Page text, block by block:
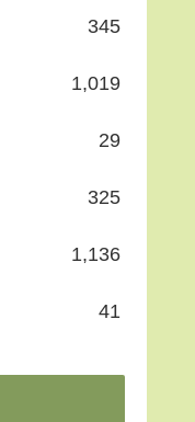
345
1,019
29
325
1,136
41